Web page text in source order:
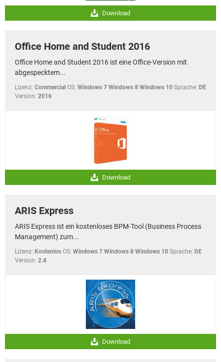
Download
Office Home and Student 2016
Office Home and Student 2016 ist eine Office-Version mit
abgespecktem...
Lizenz: Commercial OS: Windows 7 Windows 8 Windows 10 Sprache: DE
Version: 2016
Download
ARIS Express
ARIS Express ist ein kostenloses BPM-Tool (Business Process
Management) zum...
Lizenz: Kostenlos OS: Windows 7 Windows 8 Windows 10 Sprache: DE
Version: 2.4
Download